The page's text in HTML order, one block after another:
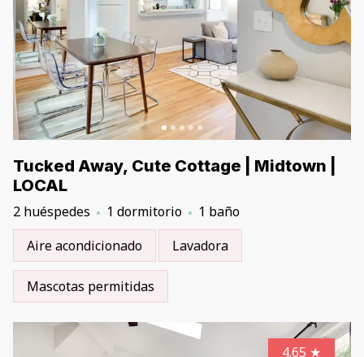
Tucked Away, Cute Cottage | Midtown |
LOCAL
2 huéspedes 1 dormitorio
1 baño
Aire acondicionado
Lavadora
Mascotas permitidas
4.65 ★